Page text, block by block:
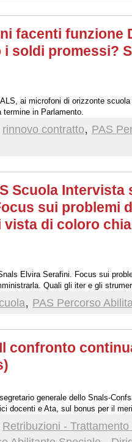
facenti funzione
soldi promessi?
ai microfoni di orizzonte
termine in Parlamento.
rinnovo contratto, PAS
Scuola Intervista
sui problemi
di coloro
Elvira Serafini. Focus sui
Quali gli iter e gli
, PAS Percorso
confronto
generale dello Snals-
docenti e Ata, sul bonus per il
Retribuzioni -